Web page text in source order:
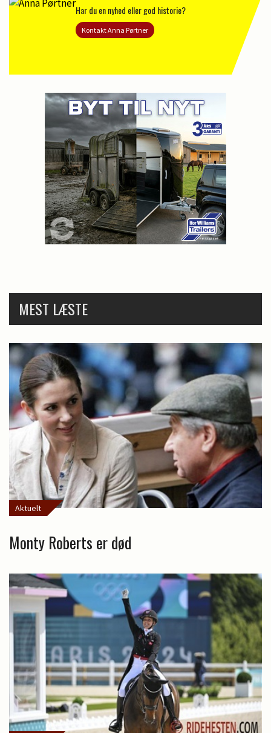
Har du en nyhed eller god historie?
Kontakt Anna Pørtner
MEST LÆSTE
Aktuelt
Monty Roberts er død